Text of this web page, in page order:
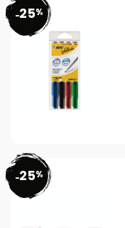
-25%
-25%